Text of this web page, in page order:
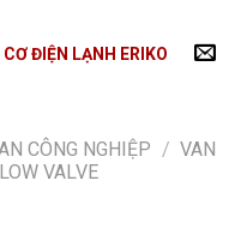
ĐIỆN LẠNH ERIKO
CÔNG NGHIỆP / VAN
VALVE